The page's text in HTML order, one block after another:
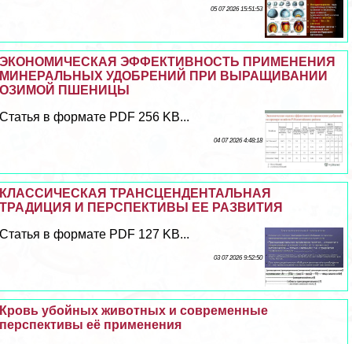
05 07 2026 15:51:53
ЭКОНОМИЧЕСКАЯ ЭФФЕКТИВНОСТЬ ПРИМЕНЕНИЯ
МИНЕРАЛЬНЫХ УДОБРЕНИЙ ПРИ ВЫРАЩИВАНИИ
ОЗИМОЙ ПШЕНИЦЫ
Статья в формате PDF 256 KB...
04 07 2026 4:48:18
КЛАССИЧЕСКАЯ ТРАНСЦЕНДЕНТАЛЬНАЯ
ТРАДИЦИЯ И ПЕРСПЕКТИВЫ ЕЕ РАЗВИТИЯ
Статья в формате PDF 127 KB...
03 07 2026 9:52:50
Кровь убойных животных и современные
перспективы её применения